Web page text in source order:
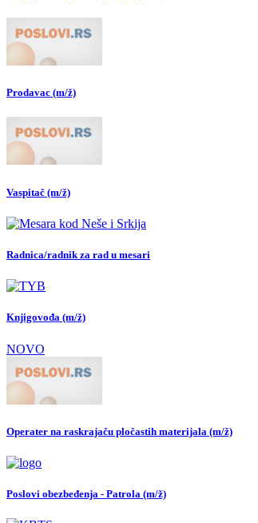
Prodavac (m/ž)
Vaspitač (m/ž)
Radnica/radnik za rad u mesari
Knjigovođa (m/ž)
NOVO
Operater na raskrajaču pločastih materijala (m/ž)
Poslovi obezbeđenja - Patrola (m/ž)